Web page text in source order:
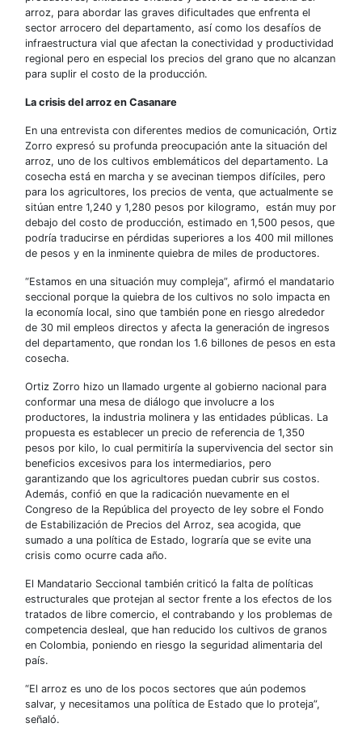
arroz, para abordar las graves dificultades que enfrenta el
sector arrocero del departamento, así como los desafíos de
infraestructura vial que afectan la conectividad y productividad
regional pero en especial los precios del grano que no alcanzan
para suplir el costo de la producción.
La crisis del arroz en Casanare
En una entrevista con diferentes medios de comunicación, Ortiz
Zorro expresó su profunda preocupación ante la situación del
arroz, uno de los cultivos emblemáticos del departamento. La
cosecha está en marcha y se avecinan tiempos difíciles, pero
para los agricultores, los precios de venta, que actualmente se
sitúan entre 1,240 y 1,280 pesos por kilogramo, están muy por
debajo del costo de producción, estimado en 1,500 pesos, que
podría traducirse en pérdidas superiores a los 400 mil millones
de pesos y en la inminente quiebra de miles de productores.
“Estamos en una situación muy compleja”, afirmó el mandatario
seccional porque la quiebra de los cultivos no solo impacta en
la economía local, sino que también pone en riesgo alrededor
de 30 mil empleos directos y afecta la generación de ingresos
del departamento, que rondan los 1.6 billones de pesos en esta
cosecha.
Ortiz Zorro hizo un llamado urgente al gobierno nacional para
conformar una mesa de diálogo que involucre a los
productores, la industria molinera y las entidades públicas. La
propuesta es establecer un precio de referencia de 1,350
pesos por kilo, lo cual permitiría la supervivencia del sector sin
beneficios excesivos para los intermediarios, pero
garantizando que los agricultores puedan cubrir sus costos.
Además, confió en que la radicación nuevamente en el
Congreso de la República del proyecto de ley sobre el Fondo
de Estabilización de Precios del Arroz, sea acogida, que
sumado a una política de Estado, lograría que se evite una
crisis como ocurre cada año.
El Mandatario Seccional también criticó la falta de políticas
estructurales que protejan al sector frente a los efectos de los
tratados de libre comercio, el contrabando y los problemas de
competencia desleal, que han reducido los cultivos de granos
en Colombia, poniendo en riesgo la seguridad alimentaria del
país.
“El arroz es uno de los pocos sectores que aún podemos
salvar, y necesitamos una política de Estado que lo proteja”,
señaló.